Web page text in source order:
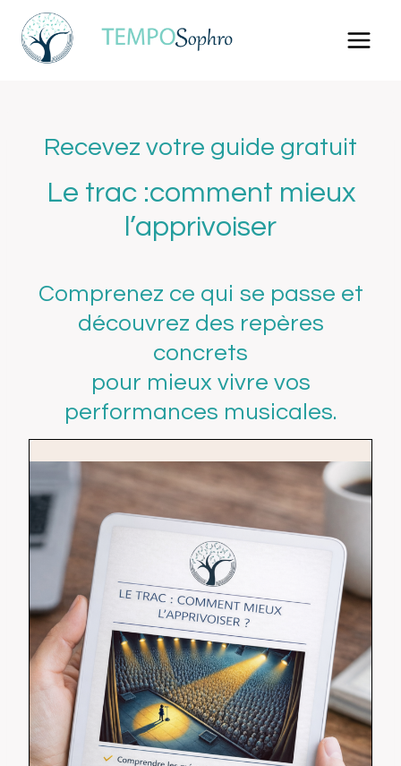
Aller
contenu
Recevez votre guide gratuit
Le trac :comment mieux
l’apprivoiser
Comprenez ce qui se passe et
découvrez des repères
concrets
pour mieux vivre vos
performances musicales.